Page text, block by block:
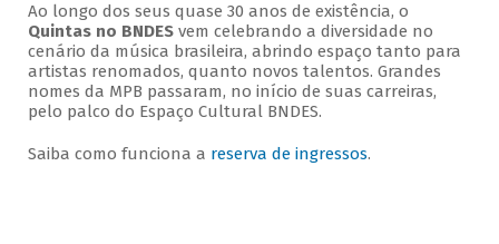
Ao longo dos seus quase 30 anos de existência, o
Quintas no BNDESvem celebrando a diversidade no
cenário da música brasileira, abrindo espaço tanto para
artistas renomados, quanto novos talentos. Grandes
nomes da MPB passaram, no início de suas carreiras,
pelo palco do Espaço Cultural BNDES.
Saiba como funciona a reserva de ingressos.